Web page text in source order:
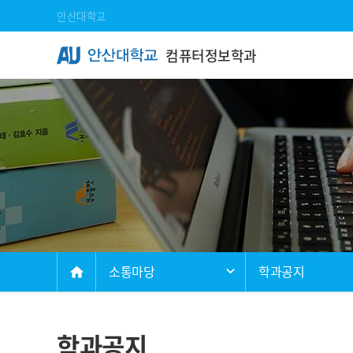
Skip Menu
안산대학교
컴퓨터정보학과
home 소통마당 학과공지
학과공지